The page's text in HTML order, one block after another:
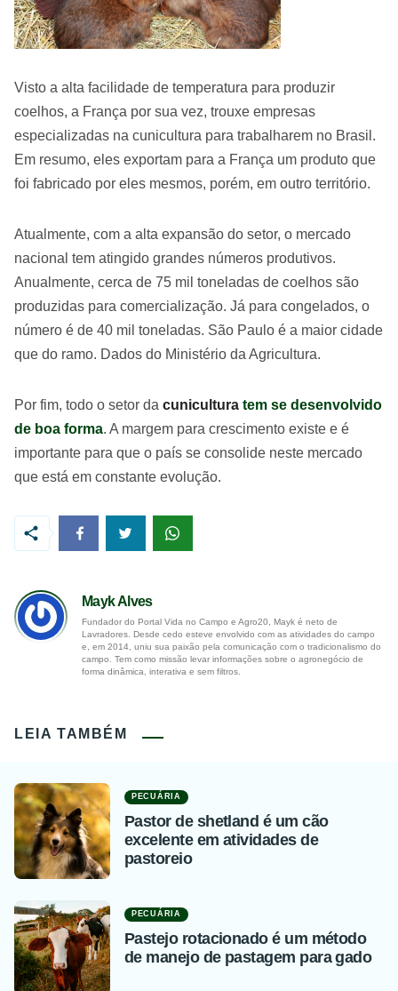
Visto a alta facilidade de temperatura para produzir
coelhos, a França por sua vez, trouxe empresas
especializadas na cunicultura para trabalharem no Brasil.
Em resumo, eles exportam para a França um produto que
foi fabricado por eles mesmos, porém, em outro território.
Atualmente, com a alta expansão do setor, o mercado
nacional tem atingido grandes números produtivos.
Anualmente, cerca de 75 mil toneladas de coelhos são
produzidas para comercialização. Já para congelados, o
número é de 40 mil toneladas. São Paulo é a maior cidade
que do ramo. Dados do Ministério da Agricultura.
Por fim, todo o setor da cunicultura tem se desenvolvido
de boa forma. A margem para crescimento existe e é
importante para que o país se consolide neste mercado
que está em constante evolução.
Mayk Alves
Fundador do Portal Vida no Campo e Agro20, Mayk é neto de
Lavradores. Desde cedo esteve envolvido com as atividades do campo
e, em 2014, uniu sua paixão pela comunicação com o tradicionalismo do
campo. Tem como missão levar informações sobre o agronegócio de
forma dinâmica, interativa e sem filtros.
LEIA TAMBÉM
PECUÁRIA
Pastor de shetland é um cão
excelente em atividades de
pastoreio
PECUÁRIA
Pastejo rotacionado é um método
de manejo de pastagem para gado